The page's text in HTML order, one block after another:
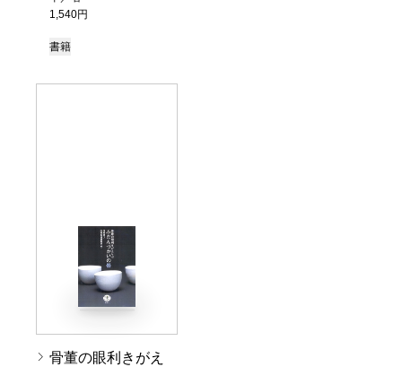
1,540円
書籍
骨董の眼利きがえ